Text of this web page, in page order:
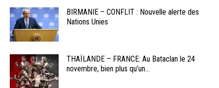
BIRMANIE – CONFLIT : Nouvelle alerte des
Nations Unies
THAÏLANDE – FRANCE: Au Bataclan le 24
novembre, bien plus qu’un...